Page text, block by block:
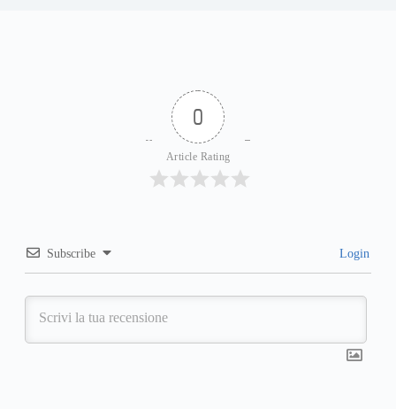
0
Article Rating
Subscribe Login